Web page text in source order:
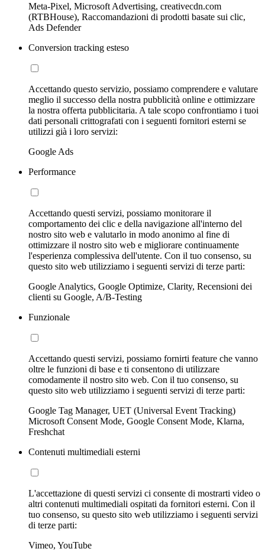
Meta-Pixel, Microsoft Advertising, creativecdn.com
(RTBHouse), Raccomandazioni di prodotti basate sui clic,
Ads Defender
Conversion tracking esteso
Accettando questo servizio, possiamo comprendere e valutare
meglio il successo della nostra pubblicità online e ottimizzare
la nostra offerta pubblicitaria. A tale scopo confrontiamo i tuoi
dati personali crittografati con i seguenti fornitori esterni se
utilizzi già i loro servizi:
Google Ads
Performance
Accettando questi servizi, possiamo monitorare il
comportamento dei clic e della navigazione all'interno del
nostro sito web e valutarlo in modo anonimo al fine di
ottimizzare il nostro sito web e migliorare continuamente
l'esperienza complessiva dell'utente. Con il tuo consenso, su
questo sito web utilizziamo i seguenti servizi di terze parti:
Google Analytics, Google Optimize, Clarity, Recensioni dei
clienti su Google, A/B-Testing
Funzionale
Accettando questi servizi, possiamo fornirti feature che vanno
oltre le funzioni di base e ti consentono di utilizzare
comodamente il nostro sito web. Con il tuo consenso, su
questo sito web utilizziamo i seguenti servizi di terze parti:
Google Tag Manager, UET (Universal Event Tracking)
Microsoft Consent Mode, Google Consent Mode, Klarna,
Freshchat
Contenuti multimediali esterni
L'accettazione di questi servizi ci consente di mostrarti video o
altri contenuti multimediali ospitati da fornitori esterni. Con il
tuo consenso, su questo sito web utilizziamo i seguenti servizi
di terze parti:
Vimeo, YouTube